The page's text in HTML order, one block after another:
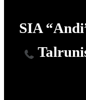
SIA